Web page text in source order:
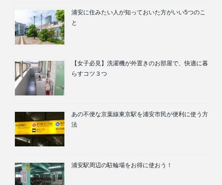
浦安に住みたい人が知っておいた方がいい5つのこ
と
【女子必見】洗濯機が外置きのお部屋で、快適に暮
らすコツ３つ
あの不便な京葉線東京駅を浦安市民が便利に使う方
法
浦安駅周辺の駐輪場をお得に使おう！